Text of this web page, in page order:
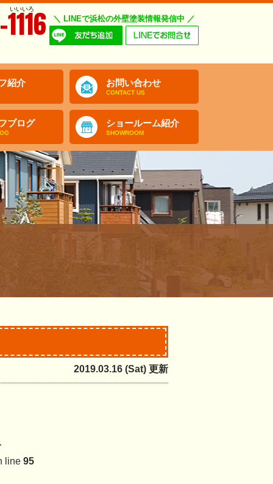
いいいろ
＼ LINEで浜松の外壁塗装情報発信中 ／
紹介 お問い合わせ
CONTACT US
ブログ ショールーム紹介
SHOWROOM
2019.03.16 (Sat) 更新
line 95